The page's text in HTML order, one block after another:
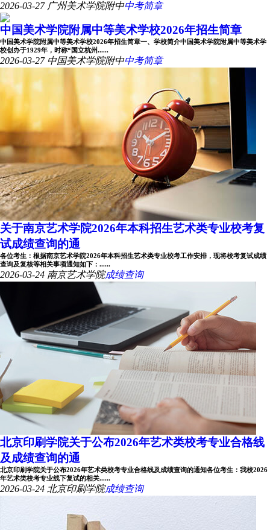
2026-03-27 广州美术学院附中中考简章
中国美术学院附属中等美术学校2026年招生简章
中国美术学院附属中等美术学校2026年招生简章一、学校简介中国美术学院附属中等美术学
校创办于1929年，时称“国立杭州......
2026-03-27 中国美术学院附中中考简章
关于南京艺术学院2026年本科招生艺术类专业校考复
试成绩查询的通
各位考生：根据南京艺术学院2026年本科招生艺术类专业校考工作安排，现将校考复试成绩
查询及复核等相关事项通知如下：......
2026-03-24 南京艺术学院成绩查询
北京印刷学院关于公布2026年艺术类校考专业合格线
及成绩查询的通
北京印刷学院关于公布2026年艺术类校考专业合格线及成绩查询的通知各位考生：我校2026
年艺术类校考专业线下复试的相关......
2026-03-24 北京印刷学院成绩查询